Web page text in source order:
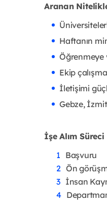
Aranan
Haftanın
Öğrenmeye
Ekip
İletişimi
Gebze,
İşe Alım Süreci
Başvuru
Ön
İnsan